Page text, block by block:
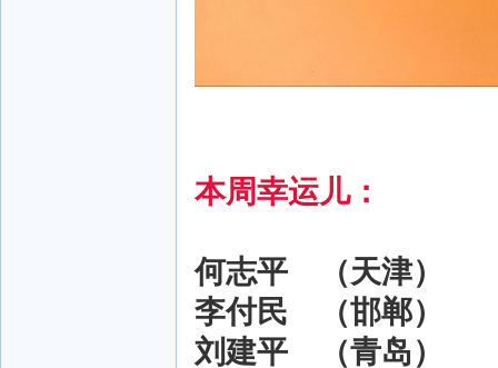
本周幸运儿：
何志平 （天津）
李付民 （邯郸）
刘建平 （青岛）